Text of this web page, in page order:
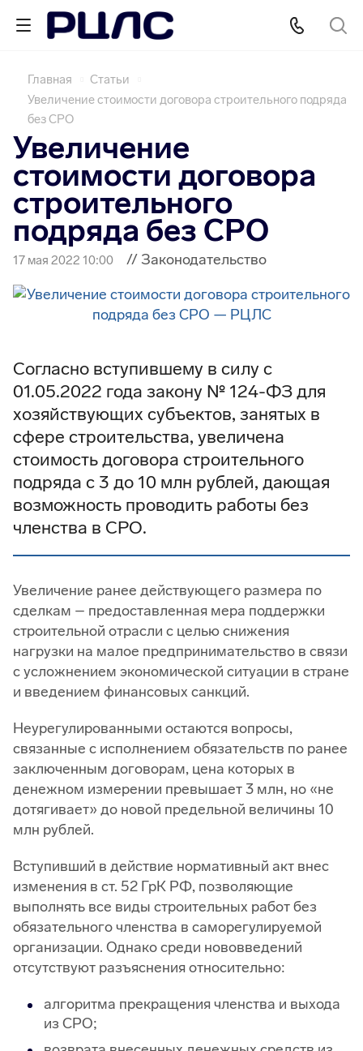
Главная
Статьи
Увеличение стоимости договора строительного подряда
без СРО
Увеличение
стоимости договора
строительного
подряда без СРО
17 мая 2022 10:00 // Законодательство
Согласно вступившему в силу с
01.05.2022 года закону № 124-ФЗ для
хозяйствующих субъектов, занятых в
сфере строительства, увеличена
стоимость договора строительного
подряда с 3 до 10 млн рублей, дающая
возможность проводить работы без
членства в СРО.
Увеличение ранее действующего размера по
сделкам – предоставленная мера поддержки
строительной отрасли с целью снижения
нагрузки на малое предпринимательство в связи
с усложнением экономической ситуации в стране
и введением финансовых санкций.
Неурегулированными остаются вопросы,
связанные с исполнением обязательств по ранее
заключенным договорам, цена которых в
денежном измерении превышает 3 млн, но «не
дотягивает» до новой предельной величины 10
млн рублей.
Вступивший в действие нормативный акт внес
изменения в ст. 52 ГрК РФ, позволяющие
выполнять все виды строительных работ без
обязательного членства в саморегулируемой
организации. Однако среди нововведений
отсутствуют разъяснения относительно:
алгоритма прекращения членства и выхода
из СРО;